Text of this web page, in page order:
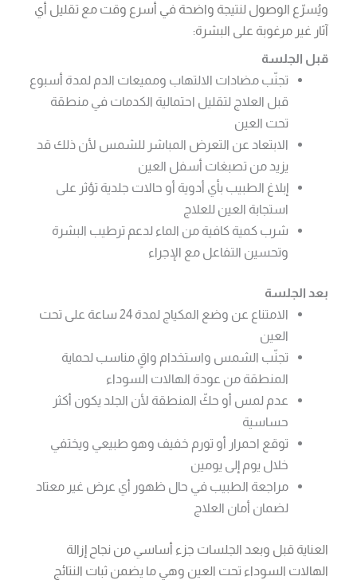
ويُسرّع الوصول لنتيجة واضحة في أسرع وقت مع تقليل أي
آثار غير مرغوبة على البشرة:
قبل الجلسة
تجنّب مضادات الالتهاب ومميعات الدم لمدة أسبوع
قبل العلاج لتقليل احتمالية الكدمات في منطقة
تحت العين
الابتعاد عن التعرض المباشر للشمس لأن ذلك قد
يزيد من تصبغات أسفل العين
إبلاغ الطبيب بأي أدوية أو حالات جلدية تؤثر على
استجابة العين للعلاج
شرب كمية كافية من الماء لدعم ترطيب البشرة
وتحسين التفاعل مع الإجراء
بعد الجلسة
الامتناع عن وضع المكياج لمدة 24 ساعة على تحت
العين
تجنّب الشمس واستخدام واقٍ مناسب لحماية
المنطقة من عودة الهالات السوداء
عدم لمس أو حكّ المنطقة لأن الجلد يكون أكثر
حساسية
توقع احمرار أو تورم خفيف وهو طبيعي ويختفي
خلال يوم إلى يومين
مراجعة الطبيب في حال ظهور أي عرض غير معتاد
لضمان أمان العلاج
العناية قبل وبعد الجلسات جزء أساسي من نجاح إزالة
الهالات السوداء تحت العين وهي ما يضمن ثبات النتائج